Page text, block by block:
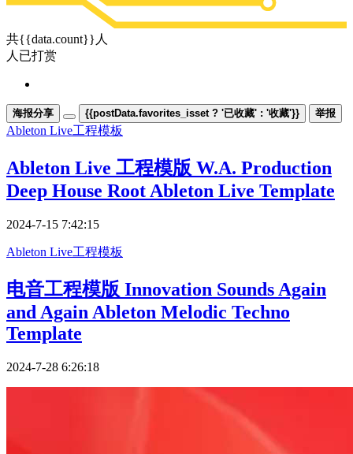
共{{data.count}}人
人已打赏
海报分享 {{postData.favorites_isset ? '已收藏' : '收藏'}} 举报
Ableton Live工程模板
Ableton Live 工程模版 W.A. Production
Deep House Root Ableton Live Template
2024-7-15 7:42:15
Ableton Live工程模板
电音工程模版 Innovation Sounds Again
and Again Ableton Melodic Techno
Template
2024-7-28 6:26:18